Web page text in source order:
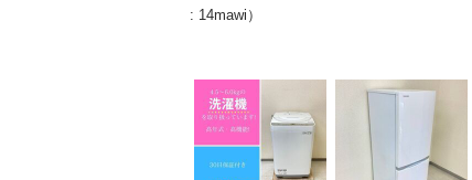
: 14mawi）